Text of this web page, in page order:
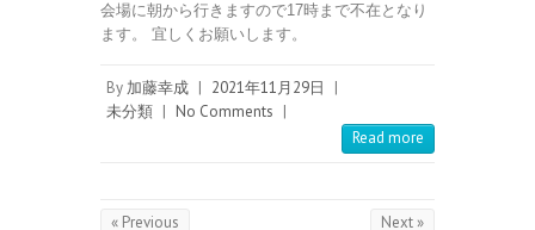
会場に朝から行きますので17時まで不在となり
ます。 宜しくお願いします。
By 加藤幸成 | 2021年11月29日
|
未分類 | No Comments |
Read more
« Previous Next »